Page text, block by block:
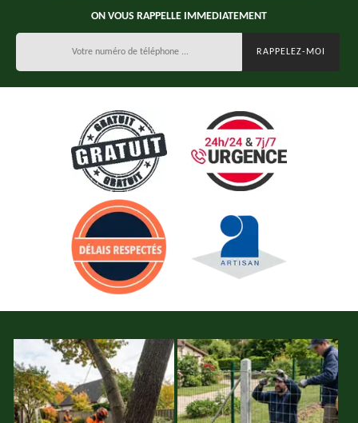
ON VOUS RAPPELLE IMMEDIATEMENT